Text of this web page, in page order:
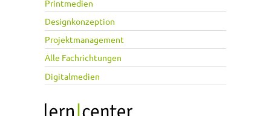
Printmedien
Designkonzeption
Projektmanagement
Alle Fachrichtungen
Digitalmedien